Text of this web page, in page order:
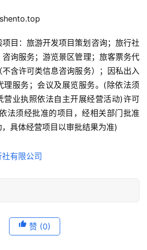
项目：旅游开发项目策划咨询；旅行社
询服务；游览景区管理；旅客票务代
含许可类信息咨询服务）；因私出入
理服务；会议及展览服务。(除依法须
营业执照依法自主开展经营活动)许可
法须经批准的项目，经相关部门批准
具体经营项目以审批结果为准)
赞 (0)